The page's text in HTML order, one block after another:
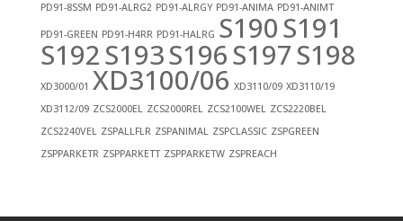
PD91-8SSM PD91-ALRG2 PD91-ALRGY PD91-ANIMA PD91-ANIMT
PD91-GREEN PD91-H4RR PD91-HALRG S190S191
S192S193S196S197S198
XD3000/01 XD3100/06 XD3110/09 XD3110/19
XD3112/09 ZCS2000EL ZCS2000REL ZCS2100WEL ZCS2220BEL
ZCS2240VEL ZSPALLFLR ZSPANIMAL ZSPCLASSIC ZSPGREEN
ZSPPARKETR ZSPPARKETT ZSPPARKETW ZSPREACH